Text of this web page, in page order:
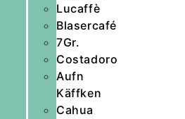
Lucaffè
Blasercafé
7Gr.
Costadoro
Aufn
Käffken
Cahua